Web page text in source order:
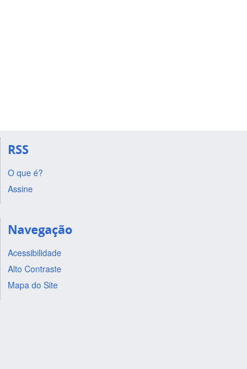
RSS
O que é?
Assine
Navegação
Acessibilidade
Alto Contraste
Mapa do Site